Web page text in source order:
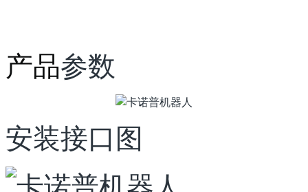
产品参数
安装接口图